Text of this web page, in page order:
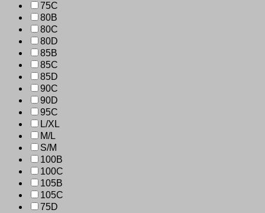
75C
80B
80C
80D
85B
85C
85D
90C
90D
95C
L/XL
M/L
S/M
100B
100C
105B
105C
75D